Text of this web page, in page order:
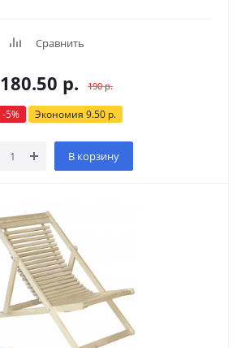
Сравнить
180.50 р. 190р.
-5% Экономия 9.50 р.
В корзину